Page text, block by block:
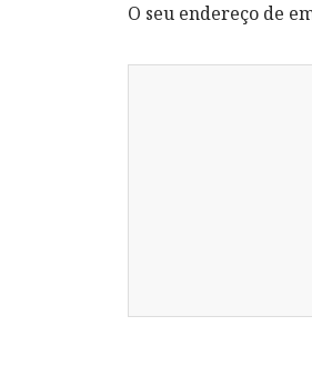
O seu endereço de